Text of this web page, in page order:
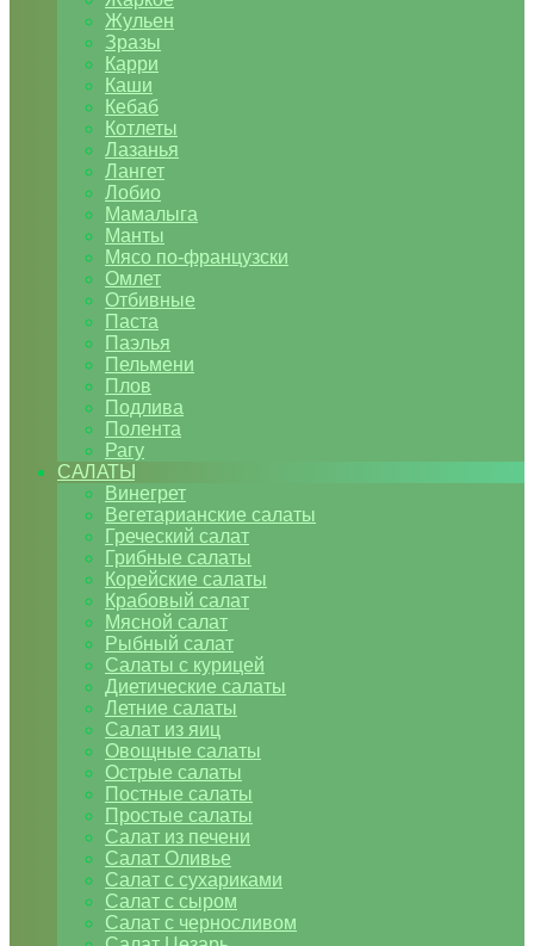
Жульен
Зразы
Карри
Каши
Кебаб
Котлеты
Лазанья
Лангет
Лобио
Мамалыга
Манты
Мясо по-французски
Омлет
Отбивные
Паста
Паэлья
Пельмени
Плов
Подлива
Полента
Рагу
САЛАТЫ
Винегрет
Вегетарианские салаты
Греческий салат
Грибные салаты
Корейские салаты
Крабовый салат
Мясной салат
Рыбный салат
Салаты с курицей
Диетические салаты
Летние салаты
Салат из яиц
Овощные салаты
Острые салаты
Постные салаты
Простые салаты
Салат из печени
Салат Оливье
Салат с сухариками
Салат с сыром
Салат с черносливом